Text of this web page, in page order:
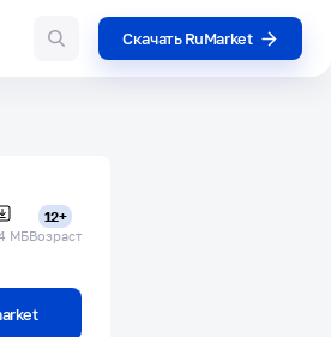
Скачать RuMarket
МБ
12+
Возраст